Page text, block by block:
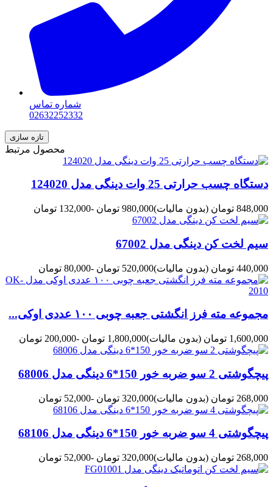
شماره تماس
02632252332
محصول مرتبط
دستگاه چسب حرارتی 25 وات دینگی مدل 124020
848,000 تومان (بدون مالیات)980,000 تومان -132,000 تومان
سیم لخت کن دینگی مدل 67002
440,000 تومان (بدون مالیات)520,000 تومان -80,000 تومان
مجموعه مته فرز انگشتی جعبه چوبی ۱۰۰ عددی اوکی...
1,600,000 تومان (بدون مالیات)1,800,000 تومان -200,000 تومان
پیچگوشتی 2 سو ضربه خور 150*6 دینگی مدل 68006
268,000 تومان (بدون مالیات)320,000 تومان -52,000 تومان
پیچگوشتی 4 سو ضربه خور 150*6 دینگی مدل 68106
268,000 تومان (بدون مالیات)320,000 تومان -52,000 تومان